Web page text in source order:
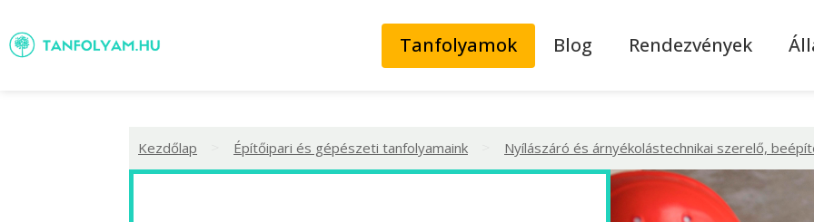
Tanfolyamok Blog Rendezvények
Kezdőlap Építőipari és gépészeti tanfolyamaink Nyílászáró és árnyékolástechnikai szerelő,